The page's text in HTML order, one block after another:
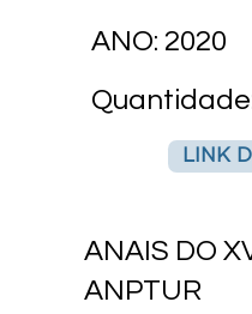
ANO: 2020
LINK
ANAIS DO
ANPTUR